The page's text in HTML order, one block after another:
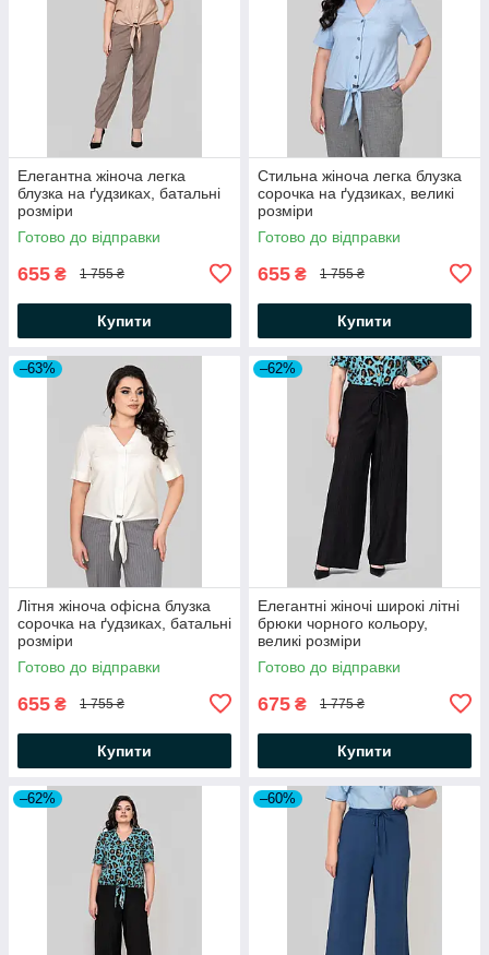
Елегантна жіноча легка
блузка на ґудзиках, батальні
розміри
Готово до відправки
655 ₴ 1 755 ₴
Купити
Стильна жіноча легка блузка
сорочка на ґудзиках, великі
розміри
Готово до відправки
655 ₴ 1 755 ₴
Купити
–63%
Літня жіноча офісна блузка
сорочка на ґудзиках, батальні
розміри
Готово до відправки
655 ₴ 1 755 ₴
Купити
–62%
Елегантні жіночі широкі літні
брюки чорного кольору,
великі розміри
Готово до відправки
675 ₴ 1 775 ₴
Купити
–62% –60%